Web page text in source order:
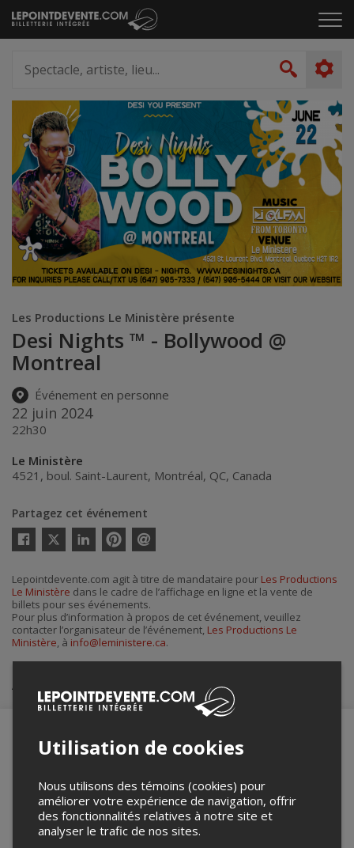
Passer
au
le
artiste,
lieu...
Les Productions Le Ministère présente
Desi Nights ™ - Bollywood @
Montreal
Événement en personne
22 juin 2024
22h30
Le Ministère
4521, boul. Saint-Laurent, Montréal, QC, Canada
Partagez cet événement
Twitter
courriel
Lepointdevente.com agit à titre de mandataire pour Les Productions
Le Ministère dans le cadre de l’affichage en ligne et la vente de
billets pour ses événements.
Pour plus d’information à propos de cet événement, veuillez
contacter l’organisateur de l’événement, Les Productions Le
Ministère, à info@leministere.ca.
Achat de billets
robot ci-bas.
Utilisation de cookies
Nous utilisons des témoins (cookies) pour
améliorer votre expérience de navigation, offrir
des fonctionnalités relatives à notre site et
analyser le trafic de nos sites.